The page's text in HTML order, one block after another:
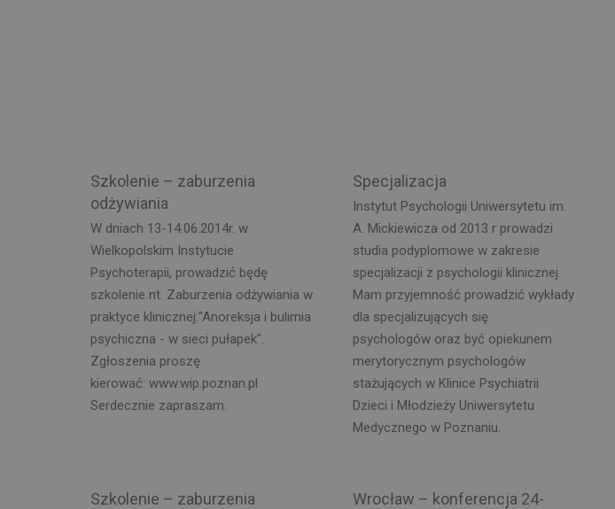
Szkolenie – zaburzenia
odżywiania
W dniach 13-14.06.2014r. w
Wielkopolskim Instytucie
Psychoterapii, prowadzić będę
szkolenie nt. Zaburzenia odżywiania w
praktyce klinicznej:"Anoreksja i bulimia
psychiczna - w sieci pułapek".
Zgłoszenia proszę
kierować: www.wip.poznan.pl
Serdecznie zapraszam.
Specjalizacja
Instytut Psychologii Uniwersytetu im.
A. Mickiewicza od 2013 r prowadzi
studia podyplomowe w zakresie
specjalizacji z psychologii klinicznej.
Mam przyjemność prowadzić wykłady
dla specjalizujących się
psychologów oraz być opiekunem
merytorycznym psychologów
stażujących w Klinice Psychiatrii
Dzieci i Młodzieży Uniwersytetu
Medycznego w Poznaniu.
Szkolenie – zaburzenia
Wrocław – konferencja 24-